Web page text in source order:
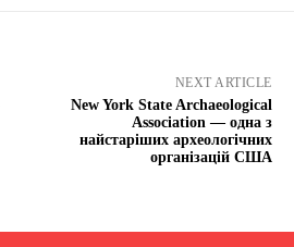
NEXT ARTICLE
New York State Archaeological
Association — одна з
найстаріших археологічних
організацій США